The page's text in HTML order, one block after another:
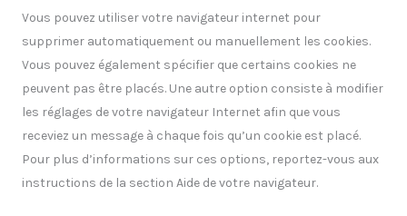
Vous pouvez utiliser votre navigateur internet pour
supprimer automatiquement ou manuellement les cookies.
Vous pouvez également spécifier que certains cookies ne
peuvent pas être placés. Une autre option consiste à modifier
les réglages de votre navigateur Internet afin que vous
receviez un message à chaque fois qu’un cookie est placé.
Pour plus d’informations sur ces options, reportez-vous aux
instructions de la section Aide de votre navigateur.